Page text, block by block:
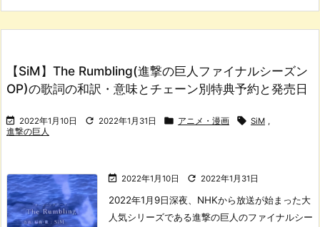
【SiM】The Rumbling(進撃の巨人ファイナルシーズン
OP)の歌詞の和訳・意味とチェーン別特典予約と発売日
 2022年1月10日  2022年1月31日  アニメ・漫画  SiM ,
進撃の巨人
 2022年1月10日  2022年1月31日
2022年1月9日深夜、NHKから放送が始まった大
人気シリーズである進撃の巨人のファイナルシー